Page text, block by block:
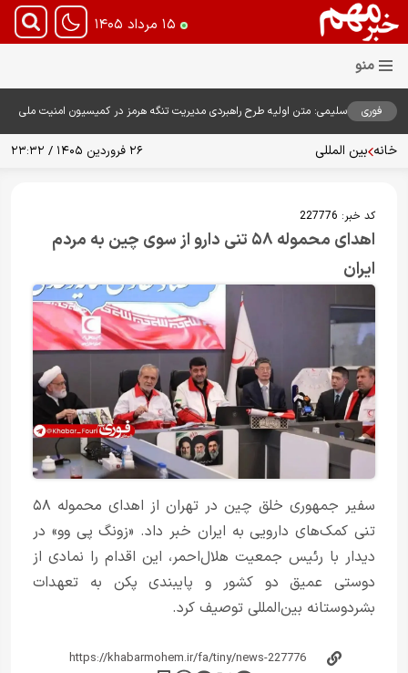
۱۵ مرداد ۱۴۰۵
فوری
سلیمی: متن اولیه طرح راهبردی مدیریت تنگه هرمز در کمیسیون امنیت ملی
خانه بین المللی ۲۶ فروردین ۱۴۰۵ / ۲۳:۳۲
کد خبر: 227776
اهدای محموله ۵۸ تنی دارو از سوی چین به مردم
ایران
سفیر جمهوری خلق چین در تهران از اهدای محموله ۵۸
تنی کمک‌های دارویی به ایران خبر داد. «زونگ پی وو» در
دیدار با رئیس جمعیت هلال‌احمر، این اقدام را نمادی از
دوستی عمیق دو کشور و پایبندی پکن به تعهدات
بشردوستانه بین‌المللی توصیف کرد.